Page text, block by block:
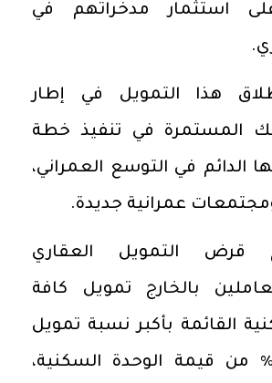
استثمار مدخراتهم في
هذا التمويل في إطار
المستمرة في تنفيذ خطة
الدائم في التوسع العمراني،
عمرانية جديدة.
قرض التمويل العقاري
بالخارج تمويل كافة
القائمة بأكبر نسبة تمويل
تصل إلى 80% من قيمة الوحدة السكنية،